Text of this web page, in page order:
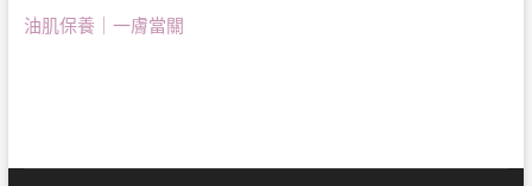
油肌保養｜一膚當關